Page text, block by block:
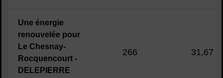
Une énergie
renouvelée pour
Le Chesnay-
Rocquencourt -
DELEPIERRE
266 31,67